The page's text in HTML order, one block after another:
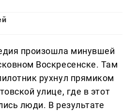
произошла минувшей
Воскресенске. Там
рухнул прямиком
улице, где в этот
люди. В результате